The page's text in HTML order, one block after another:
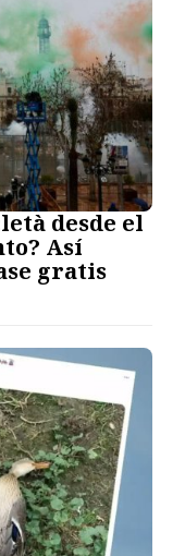
desde el
Así
gratis